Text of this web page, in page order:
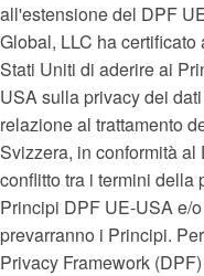
all'estensione del DPF
Global, LLC ha
Stati Uniti di aderire ai
USA sulla privacy dei
relazione al trattamento
Svizzera, in conformità
conflitto tra i termini della
Principi DPF UE-USA e/
prevarranno i Principi.
Privacy Framework